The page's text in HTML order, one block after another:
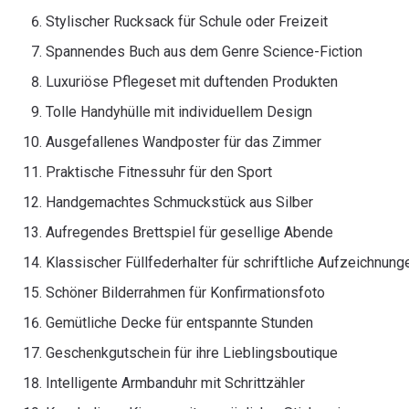
Stylischer Rucksack für Schule oder Freizeit
Spannendes Buch aus dem Genre Science-Fiction
Luxuriöse Pflegeset mit duftenden Produkten
Tolle Handyhülle mit individuellem Design
Ausgefallenes Wandposter für das Zimmer
Praktische Fitnessuhr für den Sport
Handgemachtes Schmuckstück aus Silber
Aufregendes Brettspiel für gesellige Abende
Klassischer Füllfederhalter für schriftliche
Schöner Bilderrahmen für Konfirmationsfoto
Gemütliche Decke für entspannte Stunden
Geschenkgutschein für ihre Lieblingsboutique
Intelligente Armbanduhr mit Schrittzähler